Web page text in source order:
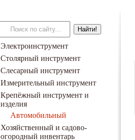
Электроинструмент
Столярный инструмент
Слесарный инструмент
Измерительный инструмент
Крепёжный инструмент и
изделия
Автомобильный
Хозяйственный и садово-
огородный инвентарь